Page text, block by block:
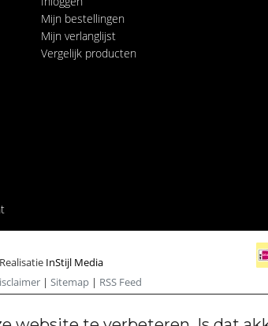
Mijn bestellingen
Mijn verlanglijst
Vergelijk producten
InStijl Media
| Sitemap | RSS Feed